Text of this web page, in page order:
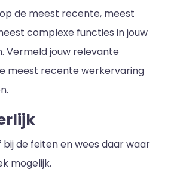
de meest recente, meest
complexe functies in jouw
Vermeld jouw relevante
meest recente werkervaring
bij de feiten en wees daar waar
mogelijk.